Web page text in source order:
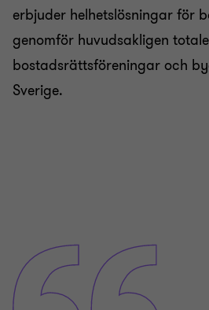
erbjuder helhetslösningar för
genomför huvudsakligen
bostadsrättsföreningar och
Sverige.